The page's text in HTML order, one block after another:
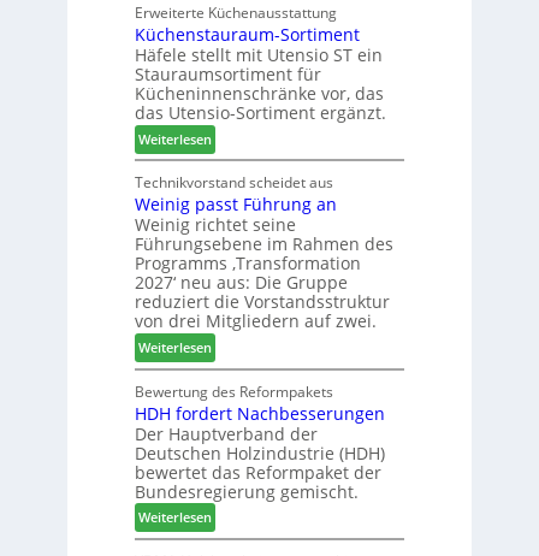
r
u
n
d
-
V
e
b
i
n
d
e
r
w
e
i
P
r
e
i
s
e
f
ü
r
W
e
m
h
ö
e
r
Erweiterte Küchenausstattung
Küchenstauraum-Sortiment
Häfele stellt mit Utensio ST ein
Stauraumsortiment für
Kücheninnenschränke vor, das
das Utensio-Sortiment ergänzt.
Weiterlesen:
K
ü
c
h
e
n
s
t
a
u
r
a
u
m
-
S
o
r
Technikvorstand scheidet aus
Weinig passt Führung an
Weinig richtet seine
Führungsebene im Rahmen des
Programms ‚Transformation
2027‘ neu aus: Die Gruppe
reduziert die Vorstandsstruktur
von drei Mitgliedern auf zwei.
Weiterlesen:
W
e
i
n
i
g
p
a
s
Bewertung des Reformpakets
HDH fordert Nachbesserungen
Der Hauptverband der
Deutschen Holzindustrie (HDH)
bewertet das Reformpaket der
Bundesregierung gemischt.
Weiterlesen:
H